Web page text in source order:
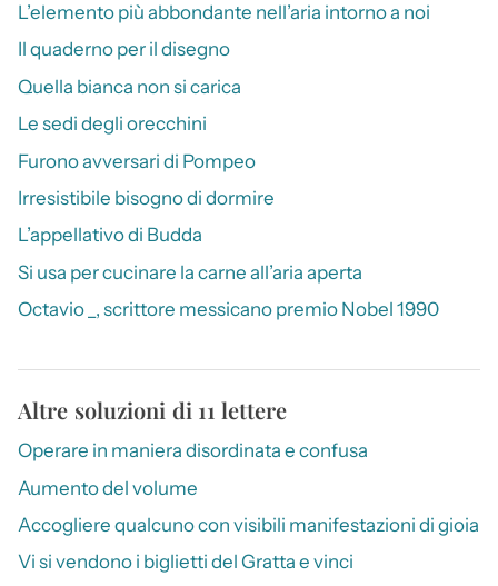
L’elemento più abbondante nell’aria intorno a noi
Il quaderno per il disegno
Quella bianca non si carica
Le sedi degli orecchini
Furono avversari di Pompeo
Irresistibile bisogno di dormire
L’appellativo di Budda
Si usa per cucinare la carne all’aria aperta
Octavio _, scrittore messicano premio Nobel 1990
Altre soluzioni di 11 lettere
Operare in maniera disordinata e confusa
Aumento del volume
Accogliere qualcuno con visibili manifestazioni di gioia
Vi si vendono i biglietti del Gratta e vinci